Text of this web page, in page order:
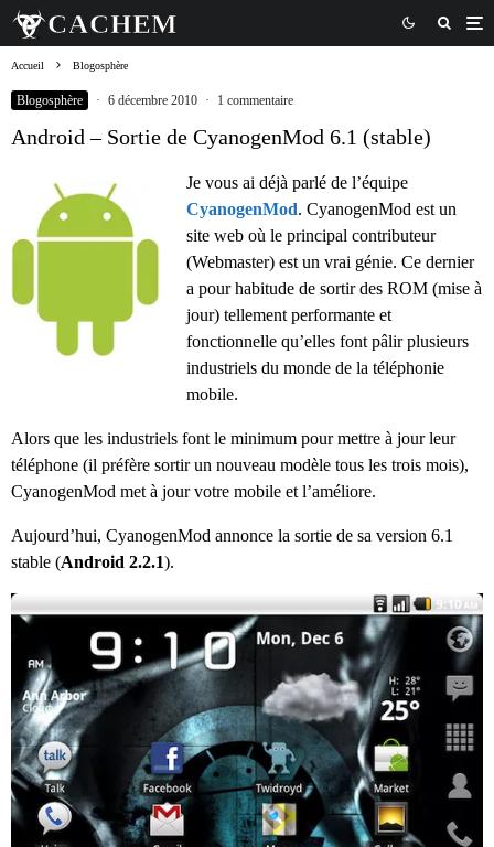
Accueil Blogosphère
Blogosphère · 6 décembre 2010 · 1 commentaire
Android – Sortie de CyanogenMod 6.1 (stable)
Je vous ai déjà parlé de l’équipe
CyanogenMod. CyanogenMod est un
site web où le principal contributeur
(Webmaster) est un vrai génie. Ce dernier
a pour habitude de sortir des ROM (mise à
jour) tellement performante et
fonctionnelle qu’elles font pâlir plusieurs
industriels du monde de la téléphonie
mobile.
Alors que les industriels font le minimum pour mettre à jour leur
téléphone (il préfère sortir un nouveau modèle tous les trois mois),
CyanogenMod met à jour votre mobile et l’améliore.
Aujourd’hui, CyanogenMod annonce la sortie de sa version 6.1
stable (Android 2.2.1).